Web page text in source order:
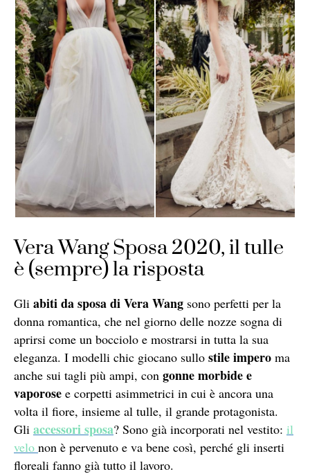
Vera Wang Sposa 2020, il tulle
è (sempre) la risposta
Gli abiti da sposa di Vera Wang sono perfetti per la
donna romantica, che nel giorno delle nozze sogna di
aprirsi come un bocciolo e mostrarsi in tutta la sua
eleganza. I modelli chic giocano sullo stile impero ma
anche sui tagli più ampi, con gonne morbide e
vaporose e corpetti asimmetrici in cui è ancora una
volta il fiore, insieme al tulle, il grande protagonista.
Gli accessori sposa? Sono già incorporati nel vestito: il
velo non è pervenuto e va bene così, perché gli inserti
floreali fanno già tutto il lavoro.